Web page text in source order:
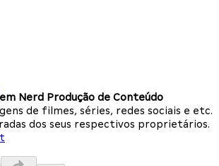
Nerd Produção de Conteúdo
de filmes, séries, redes sociais e etc.
dos seus respectivos proprietários.